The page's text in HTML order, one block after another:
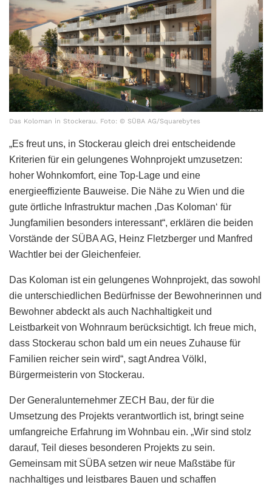
Das Koloman in Stockerau. Foto: © SÜBA AG/Squarebytes
„Es freut uns, in Stockerau gleich drei entscheidende
Kriterien für ein gelungenes Wohnprojekt umzusetzen:
hoher Wohnkomfort, eine Top-Lage und eine
energieeffiziente Bauweise. Die Nähe zu Wien und die
gute örtliche Infrastruktur machen ,Das Koloman‘ für
Jungfamilien besonders interessant“, erklären die beiden
Vorstände der SÜBA AG, Heinz Fletzberger und Manfred
Wachtler bei der Gleichenfeier.
Das Koloman ist ein gelungenes Wohnprojekt, das sowohl
die unterschiedlichen Bedürfnisse der Bewohnerinnen und
Bewohner abdeckt als auch Nachhaltigkeit und
Leistbarkeit von Wohnraum berücksichtigt. Ich freue mich,
dass Stockerau schon bald um ein neues Zuhause für
Familien reicher sein wird“, sagt Andrea Völkl,
Bürgermeisterin von Stockerau.
Der Generalunternehmer ZECH Bau, der für die
Umsetzung des Projekts verantwortlich ist, bringt seine
umfangreiche Erfahrung im Wohnbau ein. „Wir sind stolz
darauf, Teil dieses besonderen Projekts zu sein.
Gemeinsam mit SÜBA setzen wir neue Maßstäbe für
nachhaltiges und leistbares Bauen und schaffen